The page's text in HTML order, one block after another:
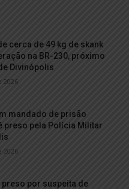
cerca de 49 kg de skank
na BR-230, próximo
Divinópolis
2026
mandado de prisão
preso pela Polícia Militar
2026
por suspeita de